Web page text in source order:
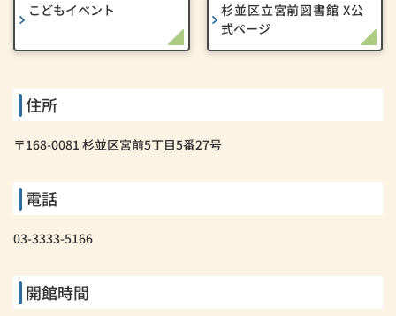
こどもイベント
杉並区立宮前図書館 X公
式ページ
住所
〒168-0081 杉並区宮前5丁目5番27号
電話
03-3333-5166
開館時間